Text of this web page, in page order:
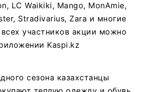
LC Waikiki, Mango, MonAmie,
Stradivarius, Zara и многие
участников акции можно
Kaspi.kz
сезона казахстанцы